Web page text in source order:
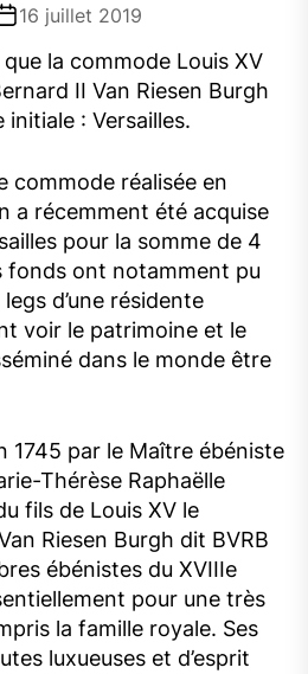
16 juillet 2019
que la commode Louis XV
II Van Riesen Burgh
: Versailles.
commode réalisée en
a récemment été acquise
pour la somme de 4
fonds ont notamment pu
d’une résidente
voir le patrimoine et le
dans le monde être
1745 par le Maître ébéniste
Thérèse Raphaëlle
fils de Louis XV le
Riesen Burgh dit BVRB
ébénistes du XVIIIe
pour une très
la famille royale. Ses
luxueuses et d’esprit